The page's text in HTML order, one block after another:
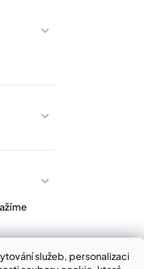
služeb, personalizaci